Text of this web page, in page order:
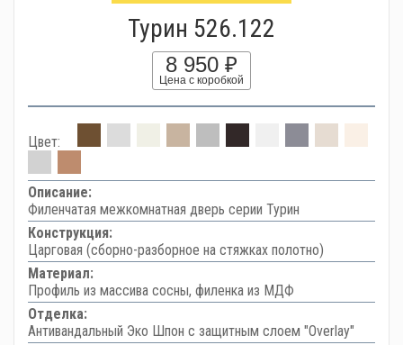
Турин 526.122
8 950 ₽
Цена с коробкой
Цвет:
Описание:
Филенчатая межкомнатная дверь серии Турин
Конструкция:
Царговая (сборно-разборное на стяжках полотно)
Материал:
Профиль из массива сосны, филенка из МДФ
Отделка:
Антивандальный Эко Шпон с защитным слоем "Overlay"